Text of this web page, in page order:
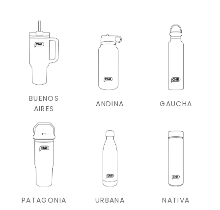
BUENOS
AIRES
ANDINA GAUCHA
PATAGONIA URBANA NATIVA